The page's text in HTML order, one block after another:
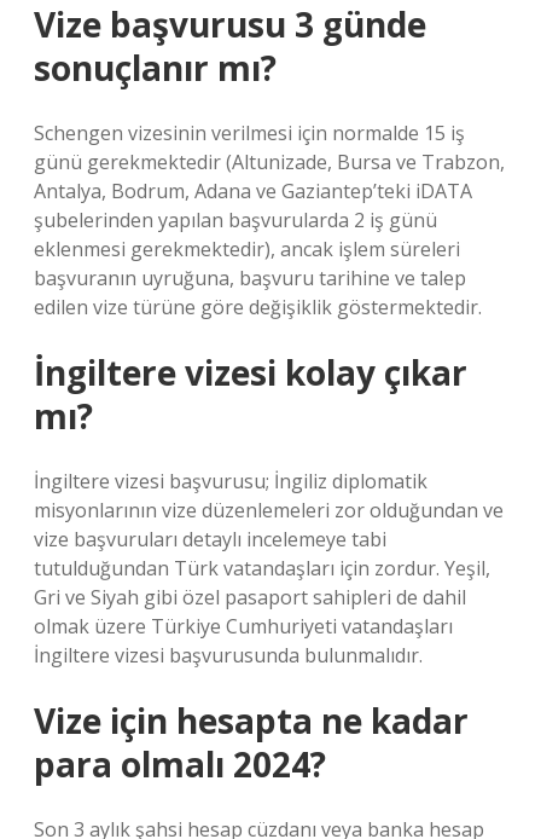
Vize başvurusu 3 günde
sonuçlanır mı?
Schengen vizesinin verilmesi için normalde 15 iş
günü gerekmektedir (Altunizade, Bursa ve Trabzon,
Antalya, Bodrum, Adana ve Gaziantep’teki iDATA
şubelerinden yapılan başvurularda 2 iş günü
eklenmesi gerekmektedir), ancak işlem süreleri
başvuranın uyruğuna, başvuru tarihine ve talep
edilen vize türüne göre değişiklik göstermektedir.
İngiltere vizesi kolay çıkar
mı?
İngiltere vizesi başvurusu; İngiliz diplomatik
misyonlarının vize düzenlemeleri zor olduğundan ve
vize başvuruları detaylı incelemeye tabi
tutulduğundan Türk vatandaşları için zordur. Yeşil,
Gri ve Siyah gibi özel pasaport sahipleri de dahil
olmak üzere Türkiye Cumhuriyeti vatandaşları
İngiltere vizesi başvurusunda bulunmalıdır.
Vize için hesapta ne kadar
para olmalı 2024?
Son 3 aylık şahsi hesap cüzdanı veya banka hesap